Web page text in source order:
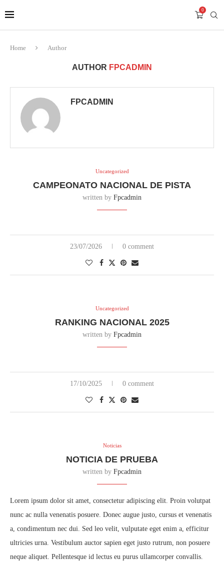
0
Home Author
AUTHOR FPCADMIN
FPCADMIN
Uncategorized
CAMPEONATO NACIONAL DE PISTA
written by Fpcadmin
23/07/2026 0 comment
Uncategorized
RANKING NACIONAL 2025
written by Fpcadmin
17/10/2025 0 comment
Noticias
NOTICIA DE PRUEBA
written by Fpcadmin
Lorem ipsum dolor sit amet, consectetur adipiscing elit. Proin volutpat
nunc ac nulla venenatis posuere. Donec augue justo, cursus et venenatis
a, condimentum nec dui. Sed leo velit, vulputate eget enim a, efficitur
ultricies urna. Vestibulum auctor sapien eget justo rutrum, non posuere
neque aliquet. Pellentesque id lectus eu purus ullamcorper convallis.